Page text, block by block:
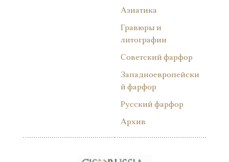
Азиатика
Гравюры и
литографии
Советский фарфор
Западноевропейски
й фарфор
Русский фарфор
Архив